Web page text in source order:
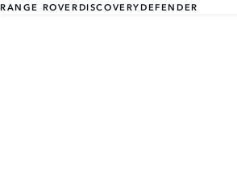
RANGE ROVERDISCOVERYDEFENDER